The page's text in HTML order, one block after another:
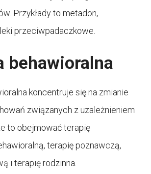
Przykłady to metadon,
przeciwpadaczkowe.
behawioralna
koncentruje się na zmianie
związanych z uzależnieniem
to obejmować terapię
terapię poznawczą,
i terapię rodzinna.